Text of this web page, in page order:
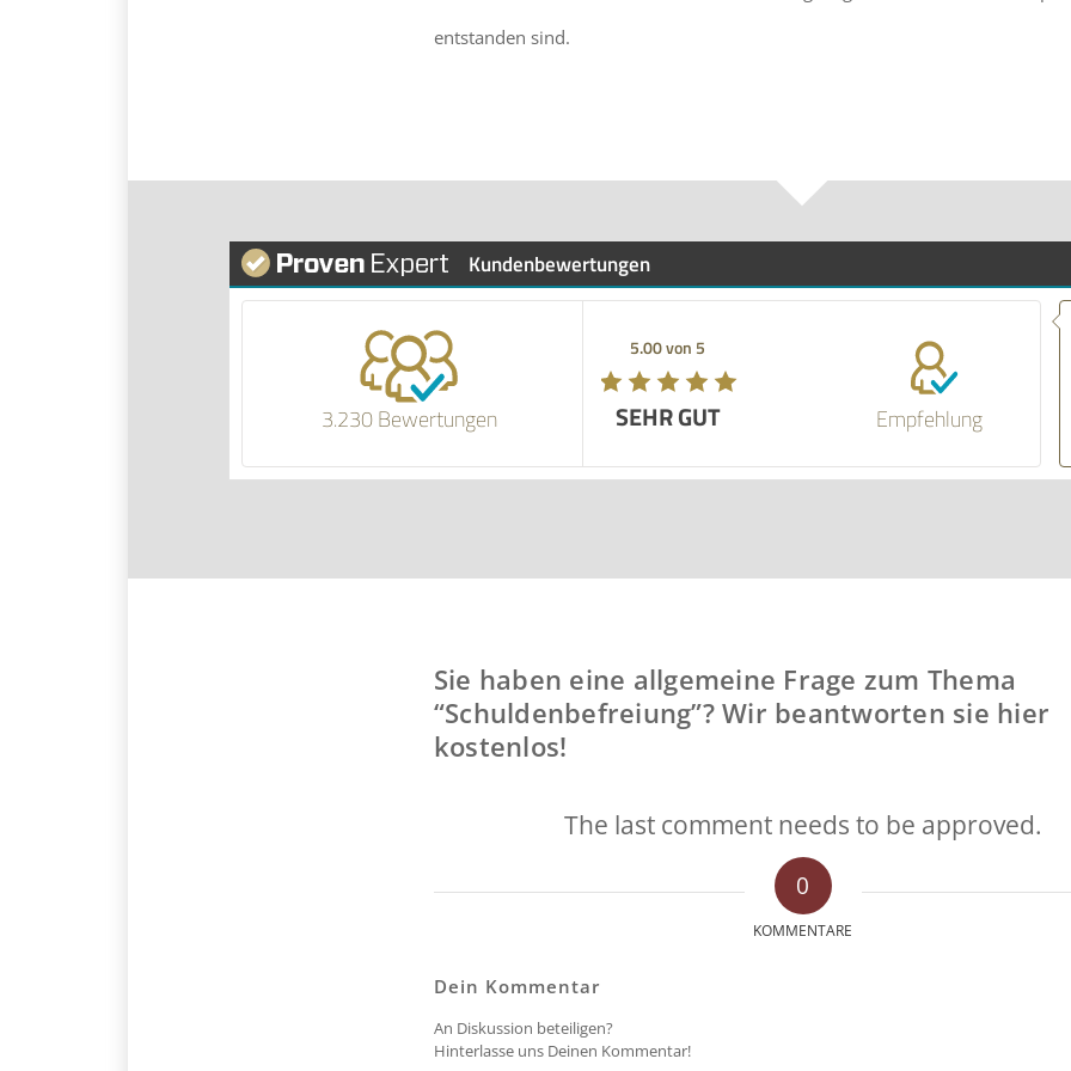
entstanden sind.
Kundenbewertungen
3.230 Bewertungen
5.00 von 5
SEHR GUT Empfehlung
Sie haben eine allgemeine Frage zum Thema
“Schuldenbefreiung”? Wir beantworten sie hier
kostenlos!
The last comment needs to be approved.
0
KOMMENTARE
Dein Kommentar
An Diskussion beteiligen?
Hinterlasse uns Deinen Kommentar!